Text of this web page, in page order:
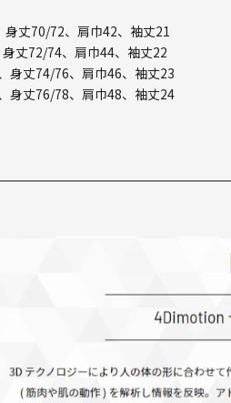
身丈70/72、肩巾42、袖丈21
丈72/74、肩巾44、袖丈22
身丈74/76、肩巾46、袖丈23
身丈76/78、肩巾48、袖丈24